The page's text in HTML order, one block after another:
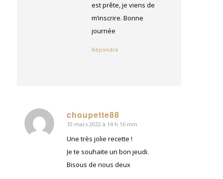
est prête, je viens de
m’inscrire. Bonne
journée
Répondre
choupette88
dit
10 mars 2022 à 14 h 16 min
Une très jolie recette !
Je te souhaite un bon jeudi.
Bisous de nous deux